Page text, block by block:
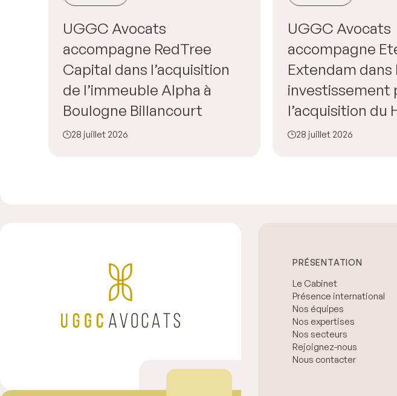
UGGC Avocats
accompagne RedTree
Capital dans l’acquisition
de l’immeuble Alpha à
Boulogne Billancourt
28 juillet 2026
UGGC Avocats
accompagne
Extendam dans
investissement
l’acquisition du
Garden Inn
28 juillet 2026
PRÉSENTATION
Le Cabinet
Présence international
Nos équipes
Nos expertises
Nos secteurs
Rejoignez-nous
Nous contacter